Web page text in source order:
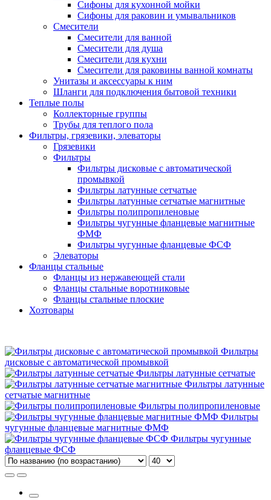
Сифоны для кухонной мойки
Сифоны для раковин и умывальников
Смесители
Смесители для ванной
Смесители для душа
Смесители для кухни
Смесители для раковины ванной комнаты
Унитазы и аксессуары к ним
Шланги для подключения бытовой техники
Теплые полы
Коллекторные группы
Трубы для теплого пола
Фильтры, грязевики, элеваторы
Грязевики
Фильтры
Фильтры дисковые с автоматической
промывкой
Фильтры латунные сетчатые
Фильтры латунные сетчатые магнитные
Фильтры полипропиленовые
Фильтры чугунные фланцевые магнитные
ФМФ
Фильтры чугунные фланцевые ФСФ
Элеваторы
Фланцы стальные
Фланцы из нержавеющей стали
Фланцы стальные воротниковые
Фланцы стальные плоские
Хозтовары
Фильтры
дисковые с автоматической промывкой
Фильтры латунные сетчатые
Фильтры латунные
сетчатые магнитные
Фильтры полипропиленовые
Фильтры
чугунные фланцевые магнитные ФМФ
Фильтры чугунные
фланцевые ФСФ